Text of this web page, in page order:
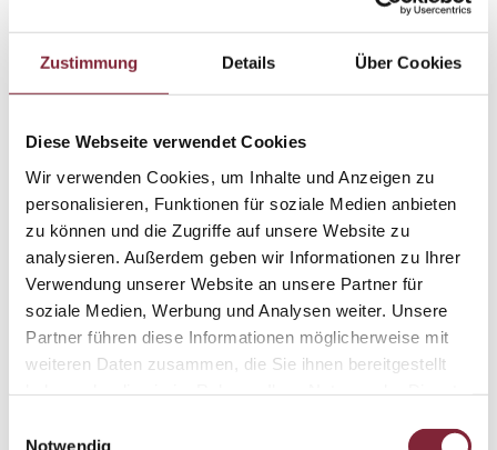
Zustimmung Details Über Cookies
Diese Webseite verwendet Cookies
Wir verwenden Cookies, um Inhalte und Anzeigen zu
personalisieren, Funktionen für soziale Medien anbieten
zu können und die Zugriffe auf unsere Website zu
analysieren. Außerdem geben wir Informationen zu Ihrer
Verwendung unserer Website an unsere Partner für
soziale Medien, Werbung und Analysen weiter. Unsere
Partner führen diese Informationen möglicherweise mit
weiteren Daten zusammen, die Sie ihnen bereitgestellt
Notwendig
Gruppenaufnahme von ehemaligen Politessen
(VB/OSTA) während der Aufschulung zu Polizistinnen.
Die Polizei wird weiblich
Die Gleichstellung der Frauen bei der Polizei war kein
Spaziergang, sondern ein langer Weg
Im Jahr 1972 wurden vorerst drei
Sicherheitswachebeamtinnen gemeinsam mit männlichen
Kollegen ausgebildet. Auch die Änderung des neuen
Anzahl von Sicherheitswachebeamten nicht gegeben war.